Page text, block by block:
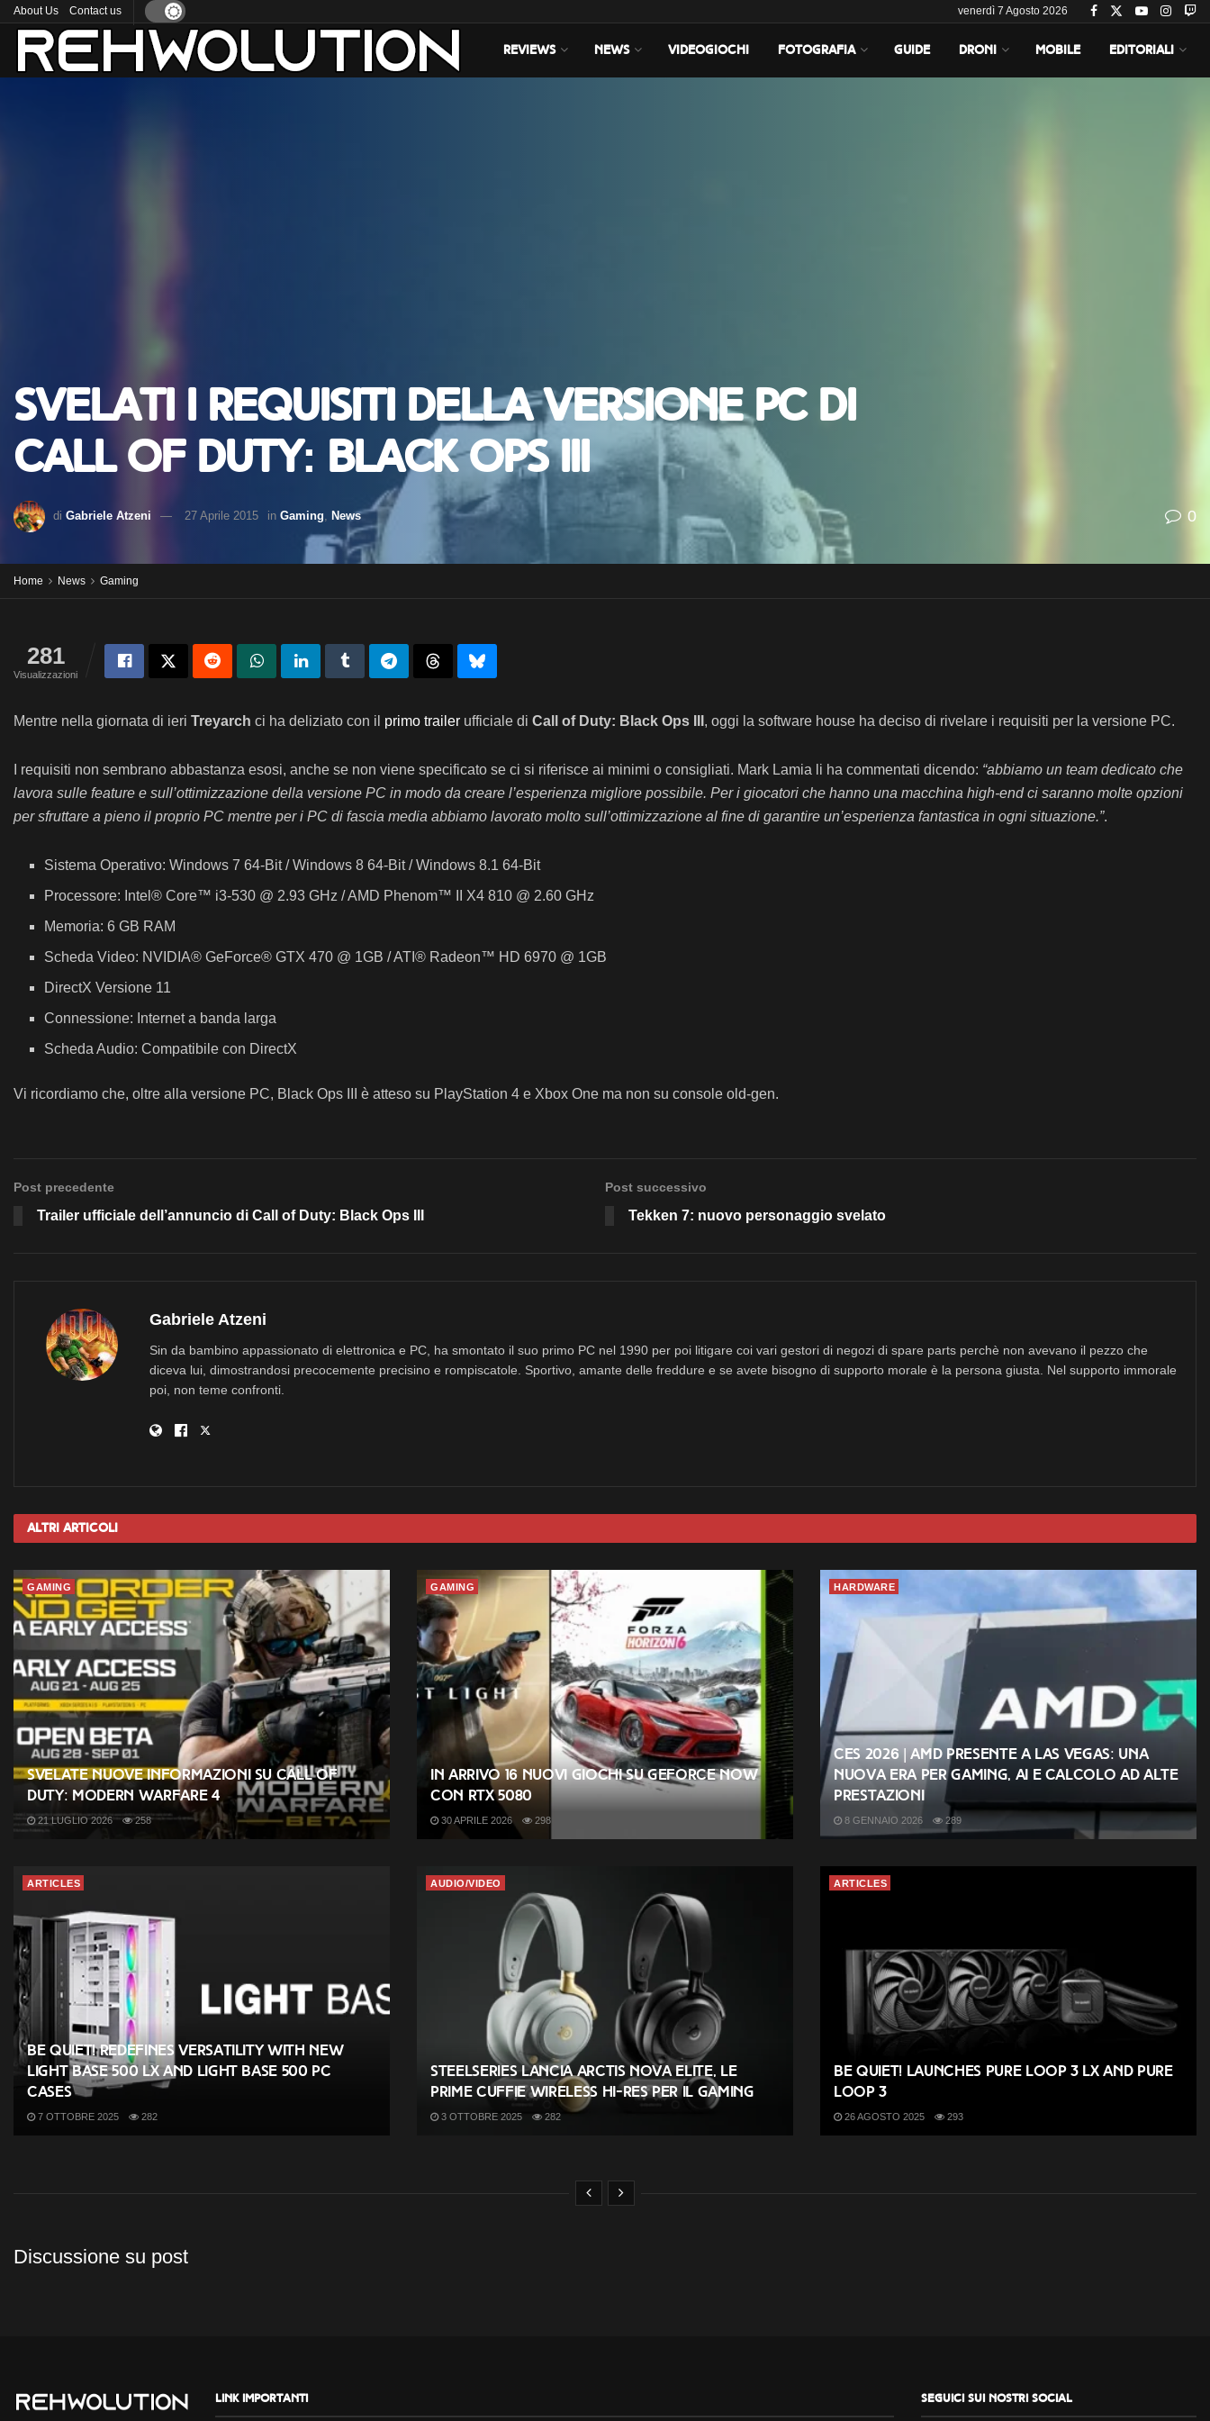
About Us Contact us venerdì 7 Agosto 2026
REVIEWS NEWS VIDEOGIOCHI FOTOGRAFIA GUIDE DRONI MOBILE EDITORIALI
Svelati i requisiti della versione PC di
Call of Duty: Black Ops III
di Gabriele Atzeni 27 Aprile 2015 in Gaming News 0
Home News Gaming
281
Visualizzazioni
Mentre nella giornata di ieri Treyarch ci ha deliziato con il primo trailer ufficiale di Call of Duty: Black Ops III , oggi la software house ha deciso di rivelare i requisiti per la versione PC.
I requisiti non sembrano abbastanza esosi, anche se non viene specificato se ci si riferisce ai minimi o consigliati. Mark Lamia li ha commentati dicendo: “abbiamo un team dedicato che
lavora sulle feature e sull’ottimizzazione della versione PC in modo da creare l’esperienza migliore possibile. Per i giocatori che hanno una macchina high-end ci saranno molte opzioni
per sfruttare a pieno il proprio PC mentre per i PC di fascia media abbiamo lavorato molto sull’ottimizzazione al fine di garantire un’esperienza fantastica in ogni situazione.”.
Sistema Operativo: Windows 7 64-Bit / Windows 8 64-Bit / Windows 8.1 64-Bit
Processore: Intel® Core™ i3-530 @ 2.93 GHz / AMD Phenom™ II X4 810 @ 2.60 GHz
Memoria: 6 GB RAM
Scheda Video: NVIDIA® GeForce® GTX 470 @ 1GB / ATI® Radeon™ HD 6970 @ 1GB
DirectX Versione 11
Connessione: Internet a banda larga
Scheda Audio: Compatibile con DirectX
Vi ricordiamo che, oltre alla versione PC, Black Ops III è atteso su PlayStation 4 e Xbox One ma non su console old-gen.
Post precedente
Trailer ufficiale dell’annuncio di Call of Duty: Black Ops III
Post successivo
Tekken 7: nuovo personaggio svelato
Gabriele Atzeni
Sin da bambino appassionato di elettronica e PC, ha smontato il suo primo PC nel 1990 per poi litigare coi vari gestori di negozi di spare parts perchè non avevano il pezzo che
diceva lui, dimostrandosi precocemente precisino e rompiscatole. Sportivo, amante delle freddure e se avete bisogno di supporto morale è la persona giusta. Nel supporto immorale
poi, non teme confronti.
Altri Articoli
GAMING
Svelate nuove informazioni su Call of
Duty: Modern Warfare 4
21 LUGLIO 2026 258
GAMING
In arrivo 16 nuovi giochi su GeForce NOW
con RTX 5080
30 APRILE 2026 298
HARDWARE
CES 2026 | AMD presente a Las Vegas: una
nuova era per gaming, AI e calcolo ad alte
prestazioni
8 GENNAIO 2026 289
ARTICLES
be quiet! redefines versatility with new
Light Base 500 LX and Light Base 500 PC
cases
7 OTTOBRE 2025 282
AUDIO/VIDEO
SteelSeries lancia Arctis Nova Elite, le
prime cuffie wireless Hi-Res per il gaming
3 OTTOBRE 2025 282
ARTICLES
be quiet! launches Pure Loop 3 LX and Pure
Loop 3
26 AGOSTO 2025 293
Discussione su post
Link importanti Seguici sui nostri social